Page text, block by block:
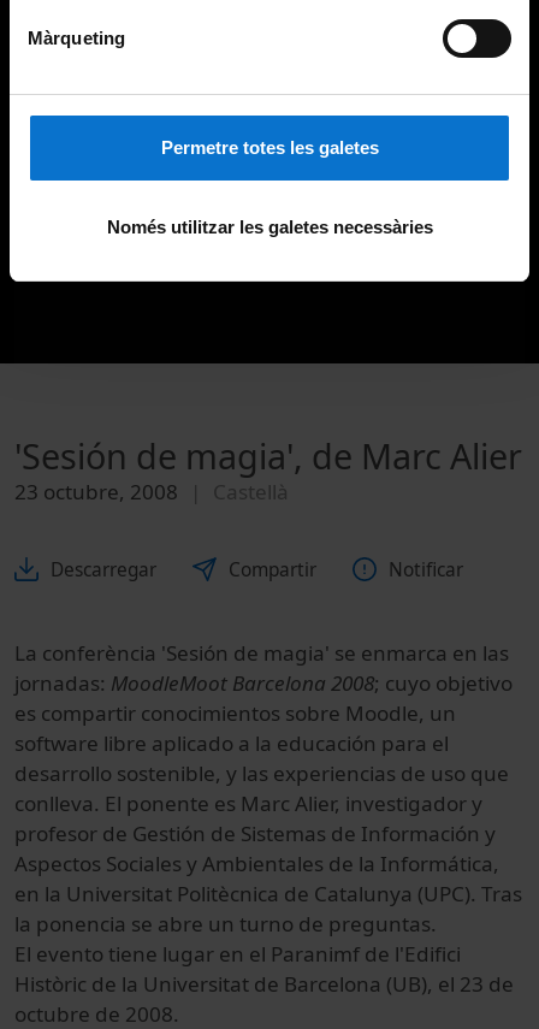
Màrqueting
Permetre totes les galetes
Només utilitzar les galetes necessàries
'Sesión de magia', de Marc Alier
23 octubre, 2008 Castellà
Descarregar Compartir Notificar
La conferència 'Sesión de magia' se enmarca en las
jornadas: MoodleMoot Barcelona 2008; cuyo objetivo
es compartir conocimientos sobre Moodle, un
software libre aplicado a la educación para el
desarrollo sostenible, y las experiencias de uso que
conlleva. El ponente es Marc Alier, investigador y
profesor de Gestión de Sistemas de Información y
Aspectos Sociales y Ambientales de la Informática,
en la Universitat Politècnica de Catalunya (UPC). Tras
la ponencia se abre un turno de preguntas.
El evento tiene lugar en el Paranimf de l'Edifici
Històric de la Universitat de Barcelona (UB), el 23 de
octubre de 2008.